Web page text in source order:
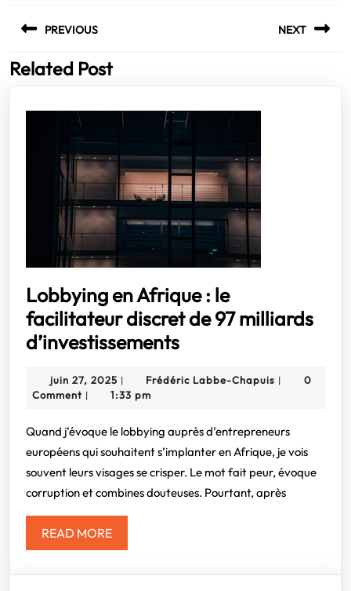
de
l’article
PREVIOUS
Previous
NEXT
Related Post
Lobbying en Afrique : le
facilitateur discret de 97 milliards
d’investissementsLobbying
Afrique
le
facilitateur
discret
d’investissements
juin 27, 2025 juin
27,
| Frédéric Labbe-Chapuis Frédéric
|
0
Comment | 1:33 pm
Quand j’évoque le lobbying auprès d’entrepreneurs
européens qui souhaitent s’implanter en Afrique, je vois
souvent leurs visages se crisper. Le mot fait peur, évoque
corruption et combines douteuses. Pourtant, après
READ MOREREAD
MORE